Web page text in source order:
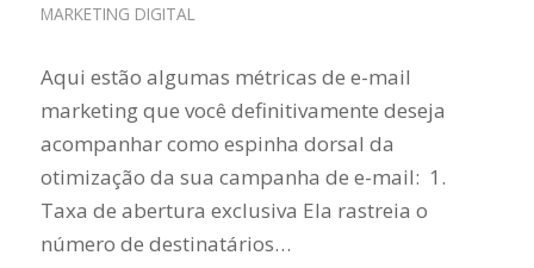
MARKETING DIGITAL
Aqui estão algumas métricas de e-mail
marketing que você definitivamente deseja
acompanhar como espinha dorsal da
otimização da sua campanha de e-mail: 1.
Taxa de abertura exclusiva Ela rastreia o
número de destinatários…